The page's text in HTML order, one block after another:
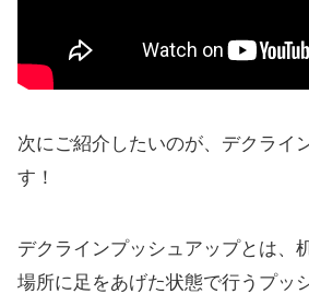
次にご紹介したいのが、デクライ
す！
デクラインプッシュアップとは、
場所に足をあげた状態で行うプッ